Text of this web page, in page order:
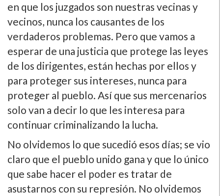
en que los juzgados son nuestras vecinas y
vecinos, nunca los causantes de los
verdaderos problemas. Pero que vamos a
esperar de una justicia que protege las leyes
de los dirigentes, están hechas por ellos y
para proteger sus intereses, nunca para
proteger al pueblo. Así­ que sus mercenarios
solo van a decir lo que les interesa para
continuar criminalizando la lucha.
No olvidemos lo que sucedió esos dí­as; se vio
claro que el pueblo unido gana y que lo único
que sabe hacer el poder es tratar de
asustarnos con su represión. No olvidemos